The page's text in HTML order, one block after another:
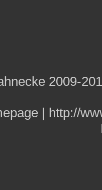
2009-
| http://